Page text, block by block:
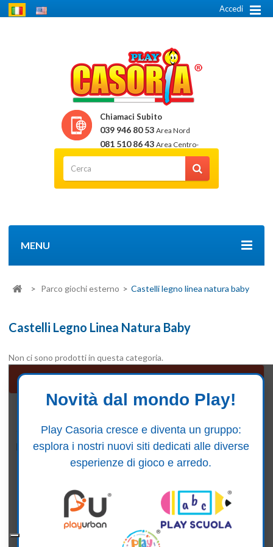
Accedi
Chiamaci Subito
039 946 80 53 Area Nord
081 510 86 43 Area Centro-
Sud
MENU
> Parco giochi esterno > Castelli legno linea natura baby
Castelli Legno Linea Natura Baby
Non ci sono prodotti in questa categoria.
Novità dal mondo Play!
Play Casoria cresce e diventa un gruppo:
esplora i nostri nuovi siti dedicati alle diverse
esperienze di gioco e arredo.
Castelli legno linea natura baby
Seguici su Facebook